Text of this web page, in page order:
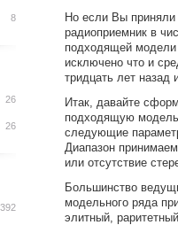
Но если Вы приняли
радиоприемник в
подходящей модели
исключено что и
тридцать лет назад
Итак, давайте
подходящую
следующие
Диапазон
или отсутствие
Большинство
модельного ряда
элитный,
8
26
26
392